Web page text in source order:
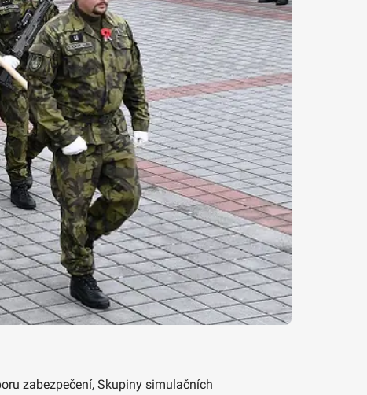
zabezpečení, Skupiny simulačních